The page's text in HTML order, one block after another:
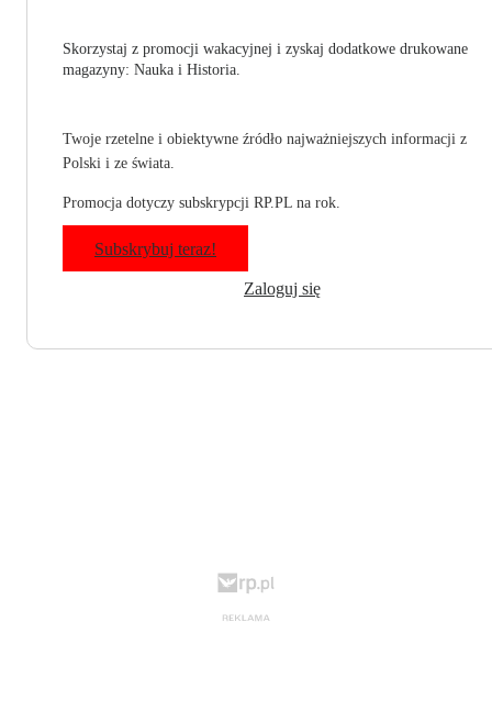
Skorzystaj z promocji wakacyjnej i zyskaj dodatkowe drukowane
magazyny: Nauka i Historia.
Twoje rzetelne i obiektywne źródło najważniejszych informacji z
Polski i ze świata.
Promocja dotyczy subskrypcji RP.PL na rok.
Subskrybuj teraz!
Zaloguj się